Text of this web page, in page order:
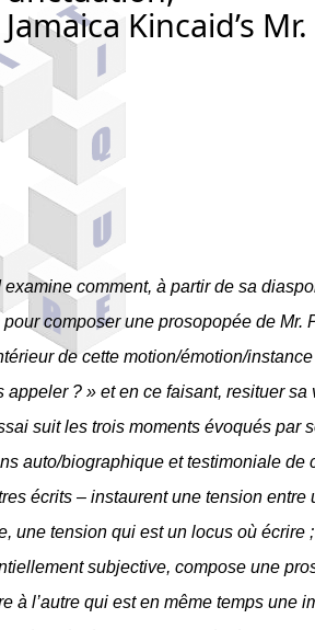
Kincaid’s Mr.
comment, à partir de sa
composer une prosopopée de Mr.
de cette motion/émotion/
? » et en ce faisant, resituer sa
suit les trois moments évoqués par
auto/biographique et testimoniale de
écrits – instaurent une tension entre
une tension qui est un locus où écrire
subjective, compose une
à l’autre qui est en même temps une